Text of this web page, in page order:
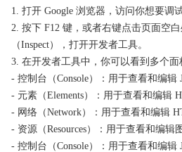
1. 打开 Google 浏览器，访问你想要调
2. 按下 F12 键，或者右键点击页面空
（Inspect），打开开发者工具。
3. 在开发者工具中，你可以看到多个面
- 控制台（Console）：用于查看和编辑
- 元素（Elements）：用于查看和编辑
- 网络（Network）：用于查看和编辑
- 资源（Resources）：用于查看和编辑
- 控制台（Console）：用于查看和编辑